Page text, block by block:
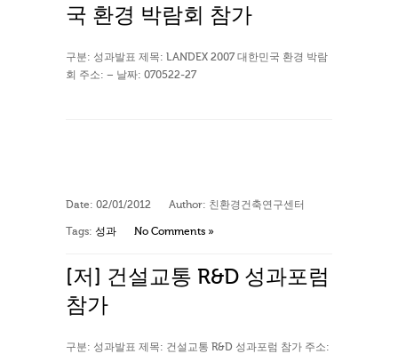
국 환경 박람회 참가
구분: 성과발표 제목: LANDEX 2007 대한민국 환경 박람
회 주소: – 날짜: 070522-27
Date: 02/01/2012 Author: 친환경건축연구센터
Tags: 성과 No Comments »
[저] 건설교통 R&D 성과포럼
참가
구분: 성과발표 제목: 건설교통 R&D 성과포럼 참가 주소: